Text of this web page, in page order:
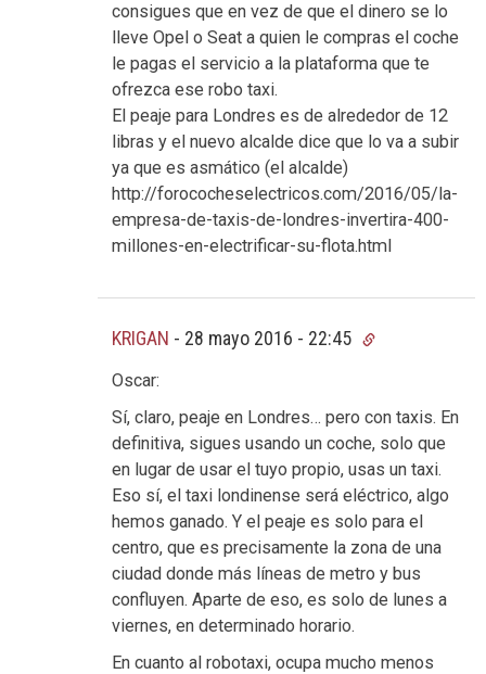
consigues que en vez de que el dinero se lo
lleve Opel o Seat a quien le compras el coche
le pagas el servicio a la plataforma que te
ofrezca ese robo taxi.
El peaje para Londres es de alrededor de 12
libras y el nuevo alcalde dice que lo va a subir
ya que es asmático (el alcalde)
http://forococheselectricos.com/2016/05/la-
empresa-de-taxis-de-londres-invertira-400-
millones-en-electrificar-su-flota.html
KRIGAN - 28 mayo 2016 - 22:45
Oscar:
Sí, claro, peaje en Londres… pero con taxis. En
definitiva, sigues usando un coche, solo que
en lugar de usar el tuyo propio, usas un taxi.
Eso sí, el taxi londinense será eléctrico, algo
hemos ganado. Y el peaje es solo para el
centro, que es precisamente la zona de una
ciudad donde más líneas de metro y bus
confluyen. Aparte de eso, es solo de lunes a
viernes, en determinado horario.
En cuanto al robotaxi, ocupa mucho menos